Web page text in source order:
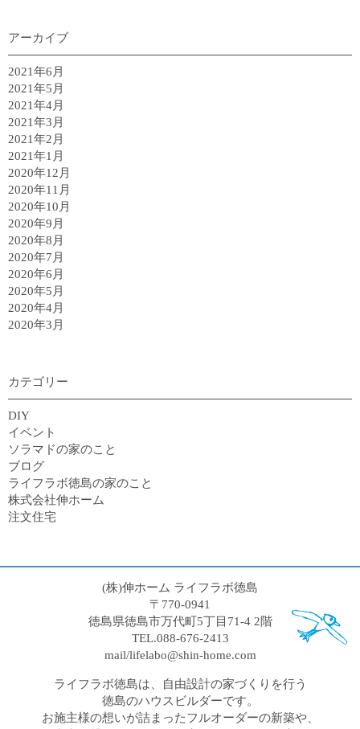
アーカイブ
2021年6月
2021年5月
2021年4月
2021年3月
2021年2月
2021年1月
2020年12月
2020年11月
2020年10月
2020年9月
2020年8月
2020年7月
2020年6月
2020年5月
2020年4月
2020年3月
カテゴリー
DIY
イベント
ソラマドの家のこと
ブログ
ライフラボ徳島の家のこと
株式会社伸ホーム
注文住宅
(株)伸ホーム ライフラボ徳島
〒770-0941
徳島県徳島市万代町5丁目71-4 2階
TEL.088-676-2413
mail/lifelabo@shin-home.com
ライフラボ徳島は、自由設計の家づくりを行う
徳島のハウスビルダーです。
お施主様の想いが詰まったフルオーダーの新築や、